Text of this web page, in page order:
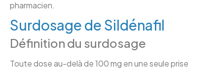
pharmacien.
Surdosage de Sildénafil
Définition du surdosage
Toute dose au-delà de 100 mg en une seule prise